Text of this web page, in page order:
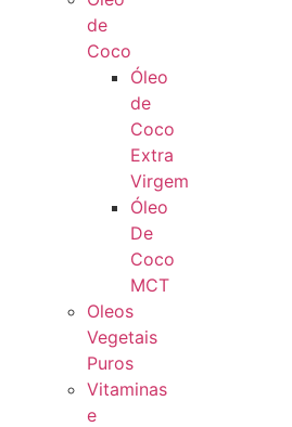
de
Coco
Óleo
de
Coco
Extra
Virgem
Óleo
De
Coco
MCT
Oleos
Vegetais
Puros
Vitaminas
e